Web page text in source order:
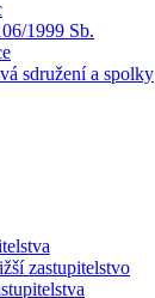
1999 Sb.
sdružení a spolky
zastupitelstvo